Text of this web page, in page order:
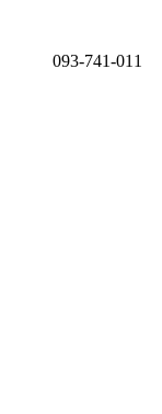
093-741-011